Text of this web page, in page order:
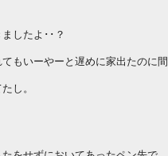
したよ･･？
もいーやーと遅めに家出たのに
し。